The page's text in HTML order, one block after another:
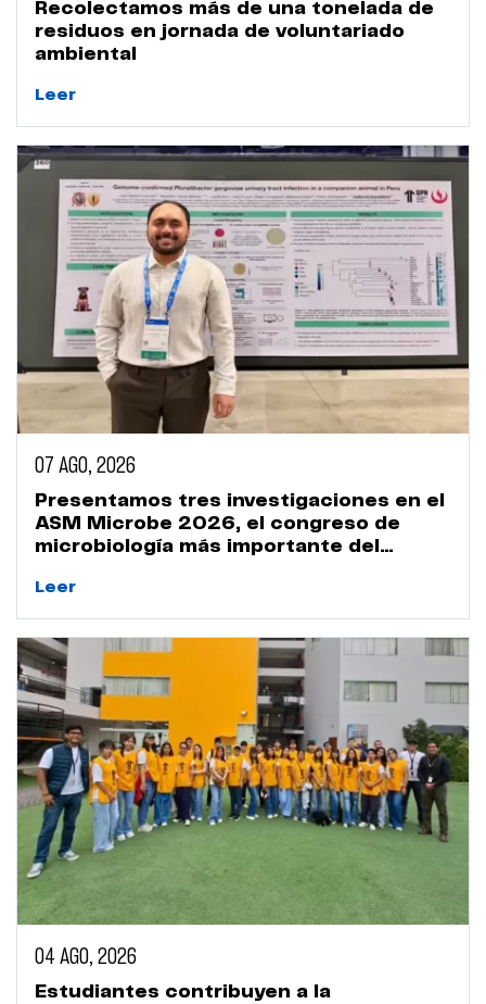
Recolectamos más de una tonelada de
residuos en jornada de voluntariado
ambiental
Leer
07 AGO, 2026
Presentamos tres investigaciones en el
ASM Microbe 2026, el congreso de
microbiología más importante del
Leer
04 AGO, 2026
Estudiantes contribuyen a la